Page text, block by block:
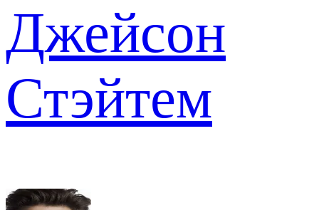
Джейсон
Стэйтем